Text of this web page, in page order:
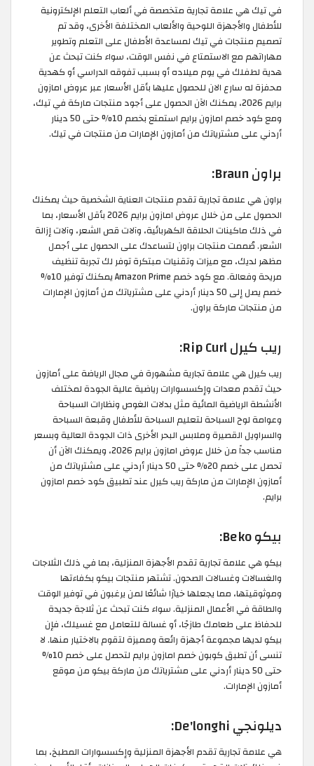
في تيك هي علامة تجارية متخصصة في ألعاب التعلم الإلكترونية
للأطفال والأجهزة اللوحية والألعاب المختلفة الأخرى، وقد تم
تصميم منتجات في تيك لمساعدة الأطفال على التعلم وتطوير
مهاراتهم مع الاستمتاع في نفس الوقت، سواء كنت تبحث عن
هدية لطفلك في يوم ميلاده أو بسبب تفوقه الدراسي أو كهدية
محفزة له سارع الان للحصول عليها بأقل الأسعار عبر عروض امازون
برايم 2026، يمكنك الآن الحصول على أجود منتجات ماركة في تيك،
ومع كود خصم امازون برايم استمتع بخصم 10% حتى 50 دينار
أردني على مشترياتك من أمازون الإمارات من منتجات في تيك.
براون Braun:
براون هي علامة تجارية تقدم منتجات العناية الشخصية حيث يمكنك
الحصول على من خلال عروض امازون برايم 2026 بأقل الأسعار، بما
في ذلك ماكينات الحلاقة الكهربائية، وآلات قص الشعر، وآلات إزالة
الشعر. صُممت منتجات براون لتساعدك على الحصول على أجمل
مظهر لديك، مع ميزات وتقنيات مبتكرة توفر لك تجربة تنظيف
مريحة وفعالة. مع كود خصم Amazon Prime يمكنك توفير 10%
خصم يصل إلى 50 دينار أردني على مشترياتك من أمازون الإمارات
من منتجات ماركة براون.
ريب كيرل Rip Curl:
ريب كيرل هي علامة تجارية مشهورة في مجال الرياضة على أمازون
حيث تقدم معدات وإكسسوارات رياضية عالية الجودة لمختلف
الأنشطة الرياضية المائية مثل بدلات الغوص ونظارات السباحة
وعوامة لوح السباحة لتعليم السباحة للأطفال وقبعة السباحة
والسراويل القصيرة وملابس البحر الأخرى ذات الجودة العالية وبسعر
مناسب جداً من خلال عروض امازون برايم 2026، ويمكنك الآن أن
تحصل على خصم 20% حتى 50 دينار أردني على مشترياتك من
أمازون الإمارات من ماركة ريب كيرل عند تطبيق كود خصم امازون
برايم.
بيكو Beko:
بيكو هي علامة تجارية تقدم الأجهزة المنزلية، بما في ذلك الثلاجات
والغسالات وغسالات الصحون. تشتهر منتجات بيكو بكفاءتها
وموثوقيتها، مما يجعلها خيارًا شائعًا لمن يرغبون في توفير الوقت
والطاقة في الأعمال المنزلية. سواء كنت تبحث عن ثلاجة جديدة
للحفاظ على طعامك طازجًا، أو غسالة للتعامل مع غسيلك، فإن
بيكو لديها مجموعة أجهزة رائعة ومميزة لتقوم بالاختيار منها. لا
تنسى أن تطبق كوبون خصم امازون برايم لتحصل على خصم 10%
حتى 50 دينار أردني على مشترياتك من ماركة بيكو من موقع
أمازون الإمارات.
ديلونجي De'longhi:
هي علامة تجارية تقدم الأجهزة المنزلية وإكسسوارات المطبخ، بما